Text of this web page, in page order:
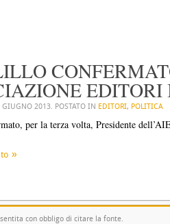
GIUGNO 2013. POSTATO IN EDITORI, POLITICA
per la terza volta, Presidente
con obbligo di citare la fonte.